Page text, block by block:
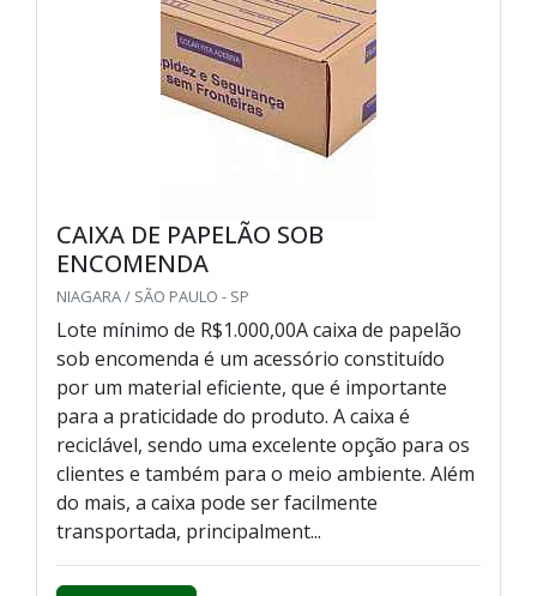
CAIXA DE PAPELÃO SOB
ENCOMENDA
NIAGARA / SÃO PAULO - SP
Lote mínimo de R$1.000,00A caixa de papelão
sob encomenda é um acessório constituído
por um material eficiente, que é importante
para a praticidade do produto. A caixa é
reciclável, sendo uma excelente opção para os
clientes e também para o meio ambiente. Além
do mais, a caixa pode ser facilmente
transportada, principalment...